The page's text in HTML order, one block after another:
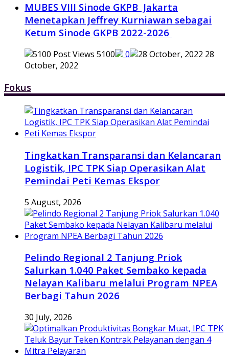
MUBES VIII Sinode GKPB Jakarta
Menetapkan Jeffrey Kurniawan sebagai
Ketum Sinode GKPB 2022-2026
5100 0
28
October, 2022
Fokus
Tingkatkan Transparansi dan Kelancaran
Logistik, IPC TPK Siap Operasikan Alat
Pemindai Peti Kemas Ekspor
5 August, 2026
Pelindo Regional 2 Tanjung Priok
Salurkan 1.040 Paket Sembako kepada
Nelayan Kalibaru melalui Program NPEA
Berbagi Tahun 2026
30 July, 2026